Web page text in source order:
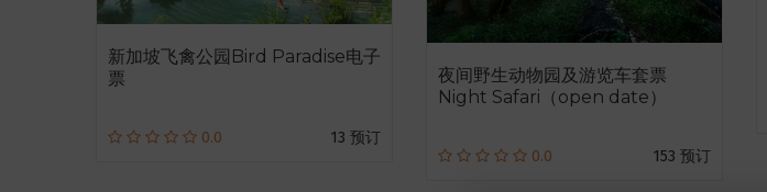
新加坡飞禽公园Bird Paradise电子
票
0.0 13 预订
夜间野生动物园及游览车套票
Night Safari（open date）
0.0 153 预订